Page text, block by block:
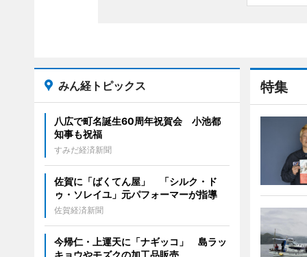
特集
みん経トピックス
八広で町名誕生60周年祝賀会 小池都
知事も祝福
すみだ経済新聞
佐賀に「ばくてん屋」 「シルク・ド
ゥ・ソレイユ」元パフォーマーが指導
佐賀経済新聞
今帰仁・上運天に「ナギッコ」 島ラッ
キョウやモズクの加工品販売